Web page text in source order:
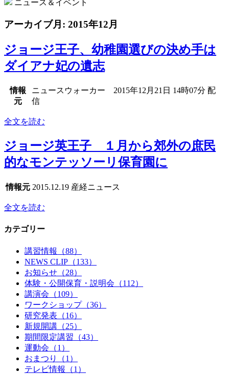
ニュース＆イベント
アーカイブ月: 2015年12月
ジョージ王子、幼稚園選びの決め手は
ダイアナ妃の遺志
情報
元
ニュースウォーカー 2015年12月21日 14時07分 配
信
全文を読む
ジョージ英王子 １月から郊外の庶民
的なモンテッソーリ保育園に
情報元 2015.12.19 産経ニュース
全文を読む
カテゴリー
講習情報（88）
NEWS CLIP（133）
お知らせ（28）
体験・公開保育・説明会（112）
講演会（109）
ワークショップ（36）
研究発表（16）
新規開講（25）
期間限定講習（43）
運動会（1）
おまつり（1）
テレビ情報（1）